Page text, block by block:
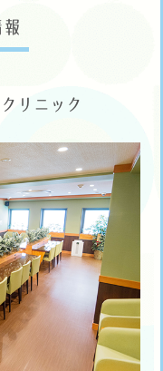
リニック